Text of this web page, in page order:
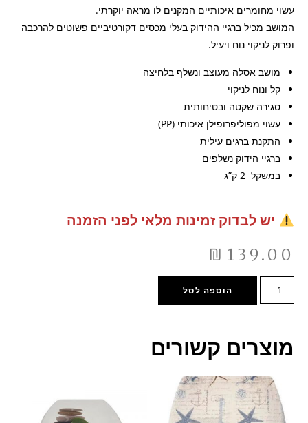
עשוי מחומרים איכותיים המקנים לו מראה יוקרתי.
המושב מכיל ברגיי ההידוק בעלי מכסים דקורטיביים פשוטים להרכבה
ופרוק לניקוי נוח ויעיל.
מושב אסלה מעוצב ונשלף בלחיצה
קל ונוח לניקוי
סגירה שקטה ובטיחותית
עשוי מפוליפרופילן איכותי (PP)
התקנת ברגים עילית
ברגיי הידוק נשלפים
במשקל 2 ק”ג
יש לבדוק זמינות מלאי לפני הזמנה
₪ 139.00
הוספה לסל
מוצרים קשורים